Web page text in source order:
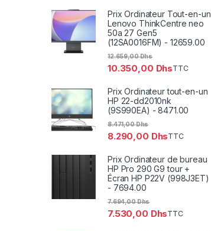
Prix Ordinateur Tout-en-un
Lenovo ThinkCentre neo
50a 27 Gen5
(12SA0016FM) - 12659.00
10.350,00 Dhs
12.659,00Dhs
TTC
Prix Ordinateur tout-en-un
HP 22-dd2010nk
(9S990EA) - 8471.00
8.290,00 Dhs
8.471,00Dhs
TTC
Prix Ordinateur de bureau
HP Pro 290 G9 tour +
Écran HP P22V (998J3ET)
- 7694.00
7.530,00 Dhs
7.694,00Dhs
TTC